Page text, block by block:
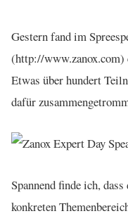
Gestern fand im
(http://www.zanox.com)
Etwas über hundert
dafür
Spannend finde ich,
konkreten